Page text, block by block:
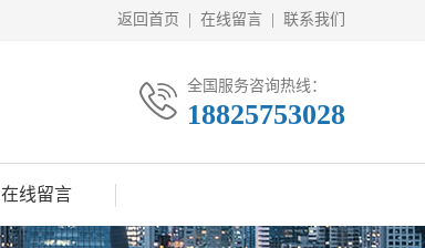
返回首页 在线留言 联系我们
全国服务咨询热线：
18825753028
在线留言